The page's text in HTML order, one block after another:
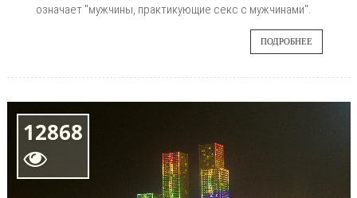
означает "мужчины, практикующие секс с мужчинами".
ПОДРОБНЕЕ
12868
